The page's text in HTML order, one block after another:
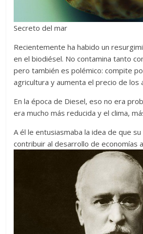
Secreto del mar
Recientemente ha habido un
en el biodiésel. No contamina tanto
pero también es polémico: compite
agricultura y aumenta el precio de los
En la época de Diesel, eso no era
era mucho más reducida y el clima,
A él le entusiasmaba la idea de que
contribuir al desarrollo de economías